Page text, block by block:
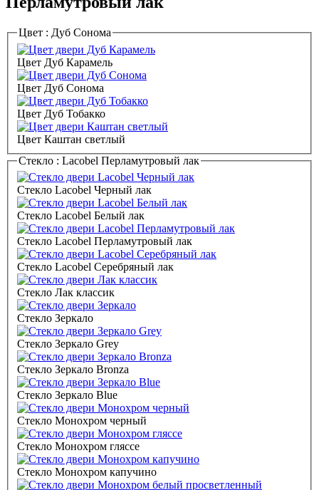
Цвет : Дуб Сонома
Цвет Дуб Карамель
Цвет Дуб Сонома
Цвет Дуб Тобакко
Цвет Каштан светлый
Стекло : Lacobel Перламутровый лак
Стекло Lacobel Черный лак
Стекло Lacobel Белый лак
Стекло Lacobel Перламутровый лак
Стекло Lacobel Серебряный лак
Стекло Лак классик
Стекло Зеркало
Стекло Зеркало Grey
Стекло Зеркало Bronza
Стекло Зеркало Blue
Стекло Монохром черный
Стекло Монохром гляссе
Стекло Монохром капучино